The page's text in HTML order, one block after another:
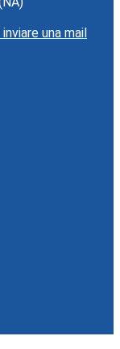
una mail